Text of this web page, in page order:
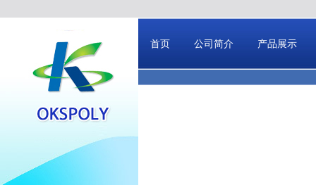
首页 公司简介 产品展示